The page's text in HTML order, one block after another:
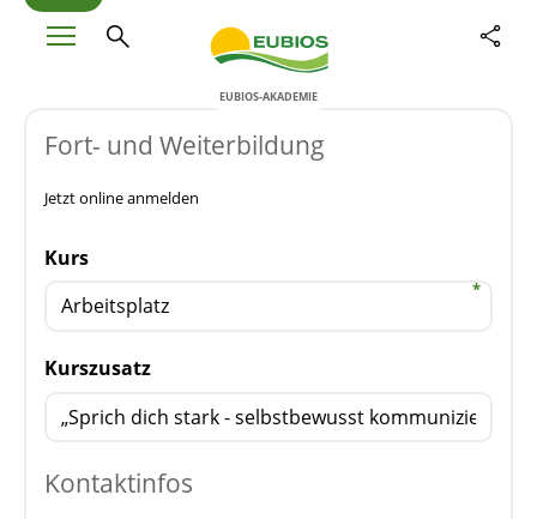
EUBIOS-AKADEMIE
Fort- und Weiterbildung
Jetzt online anmelden
Kurs
Kurszusatz
Kontaktinfos